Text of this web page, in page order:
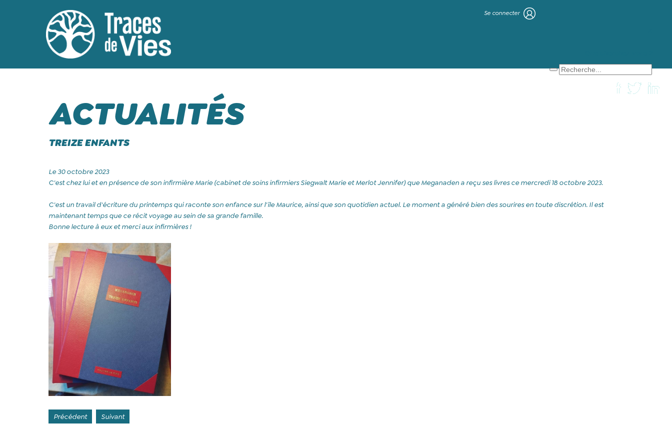
Se connecter
ACTUALITÉS
TREIZE ENFANTS
Le 30 octobre 2023
C'est chez lui et en présence de son infirmière Marie (cabinet de soins infirmiers Siegwalt Marie et Merlot Jennifer) que Meganaden a reçu ses livres ce mercredi 18 octobre 2023.
C'est un travail d'écriture du printemps qui raconte son enfance sur l'île Maurice, ainsi que son quotidien actuel. Le moment a généré bien des sourires en toute discrétion. Il est
maintenant temps que ce récit voyage au sein de sa grande famille.
Bonne lecture à eux et merci aux infirmières !
Précédent Suivant